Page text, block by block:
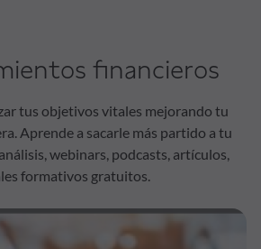
financieros
tus objetivos vitales mejorando tu
Aprende a sacarle más partido a tu
webinars, podcasts, artículos,
formativos gratuitos.